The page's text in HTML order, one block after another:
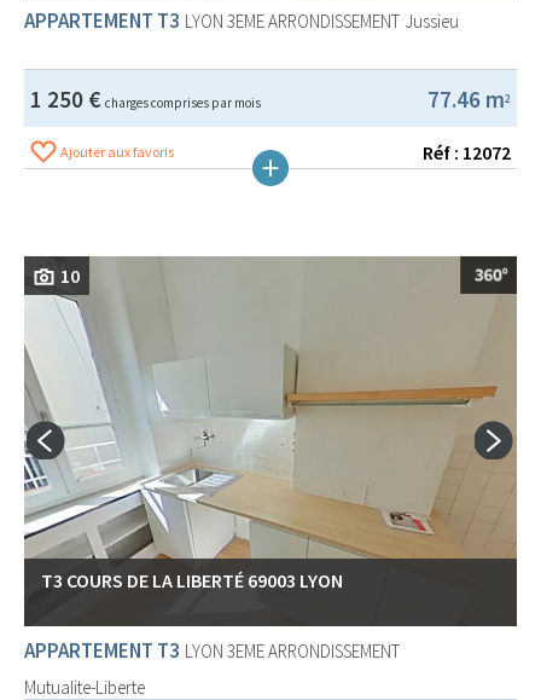
APPARTEMENT T3 LYON 3EME ARRONDISSEMENT Jussieu
77.46 m2
1 250 € charges comprises par mois
Ajouter aux favoris Réf : 12072
10
T3 COURS DE LA LIBERTÉ 69003 LYON
APPARTEMENT T3 LYON 3EME ARRONDISSEMENT
Mutualite-Liberte